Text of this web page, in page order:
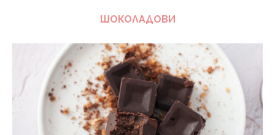
ШОКОЛАДОВИ